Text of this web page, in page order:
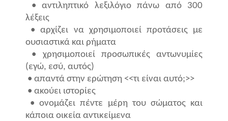
• αντιληπτικό λεξιλόγιο πάνω από 300
λέξεις
• αρχίζει να χρησιμοποιεί προτάσεις με
ουσιαστικά και ρήματα
• χρησιμοποιεί προσωπικές αντωνυμίες
(εγώ, εσύ, αυτός)
• απαντά στην ερώτηση <<τι είναι αυτό;>>
• ακούει ιστορίες
• ονομάζει πέντε μέρη του σώματος και
κάποια οικεία αντικείμενα